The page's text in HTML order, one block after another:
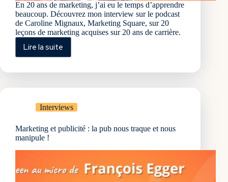
En 20 ans de marketing, j’ai eu le temps d’apprendre
beaucoup. Découvrez mon interview sur le podcast
de Caroline Mignaux, Marketing Square, sur 20
leçons de marketing acquises sur 20 ans de carrière.
Lire la suite
20
de
en
20
de
carrière
Interviews
Marketing et publicité : la pub nous traque et nous
manipule !